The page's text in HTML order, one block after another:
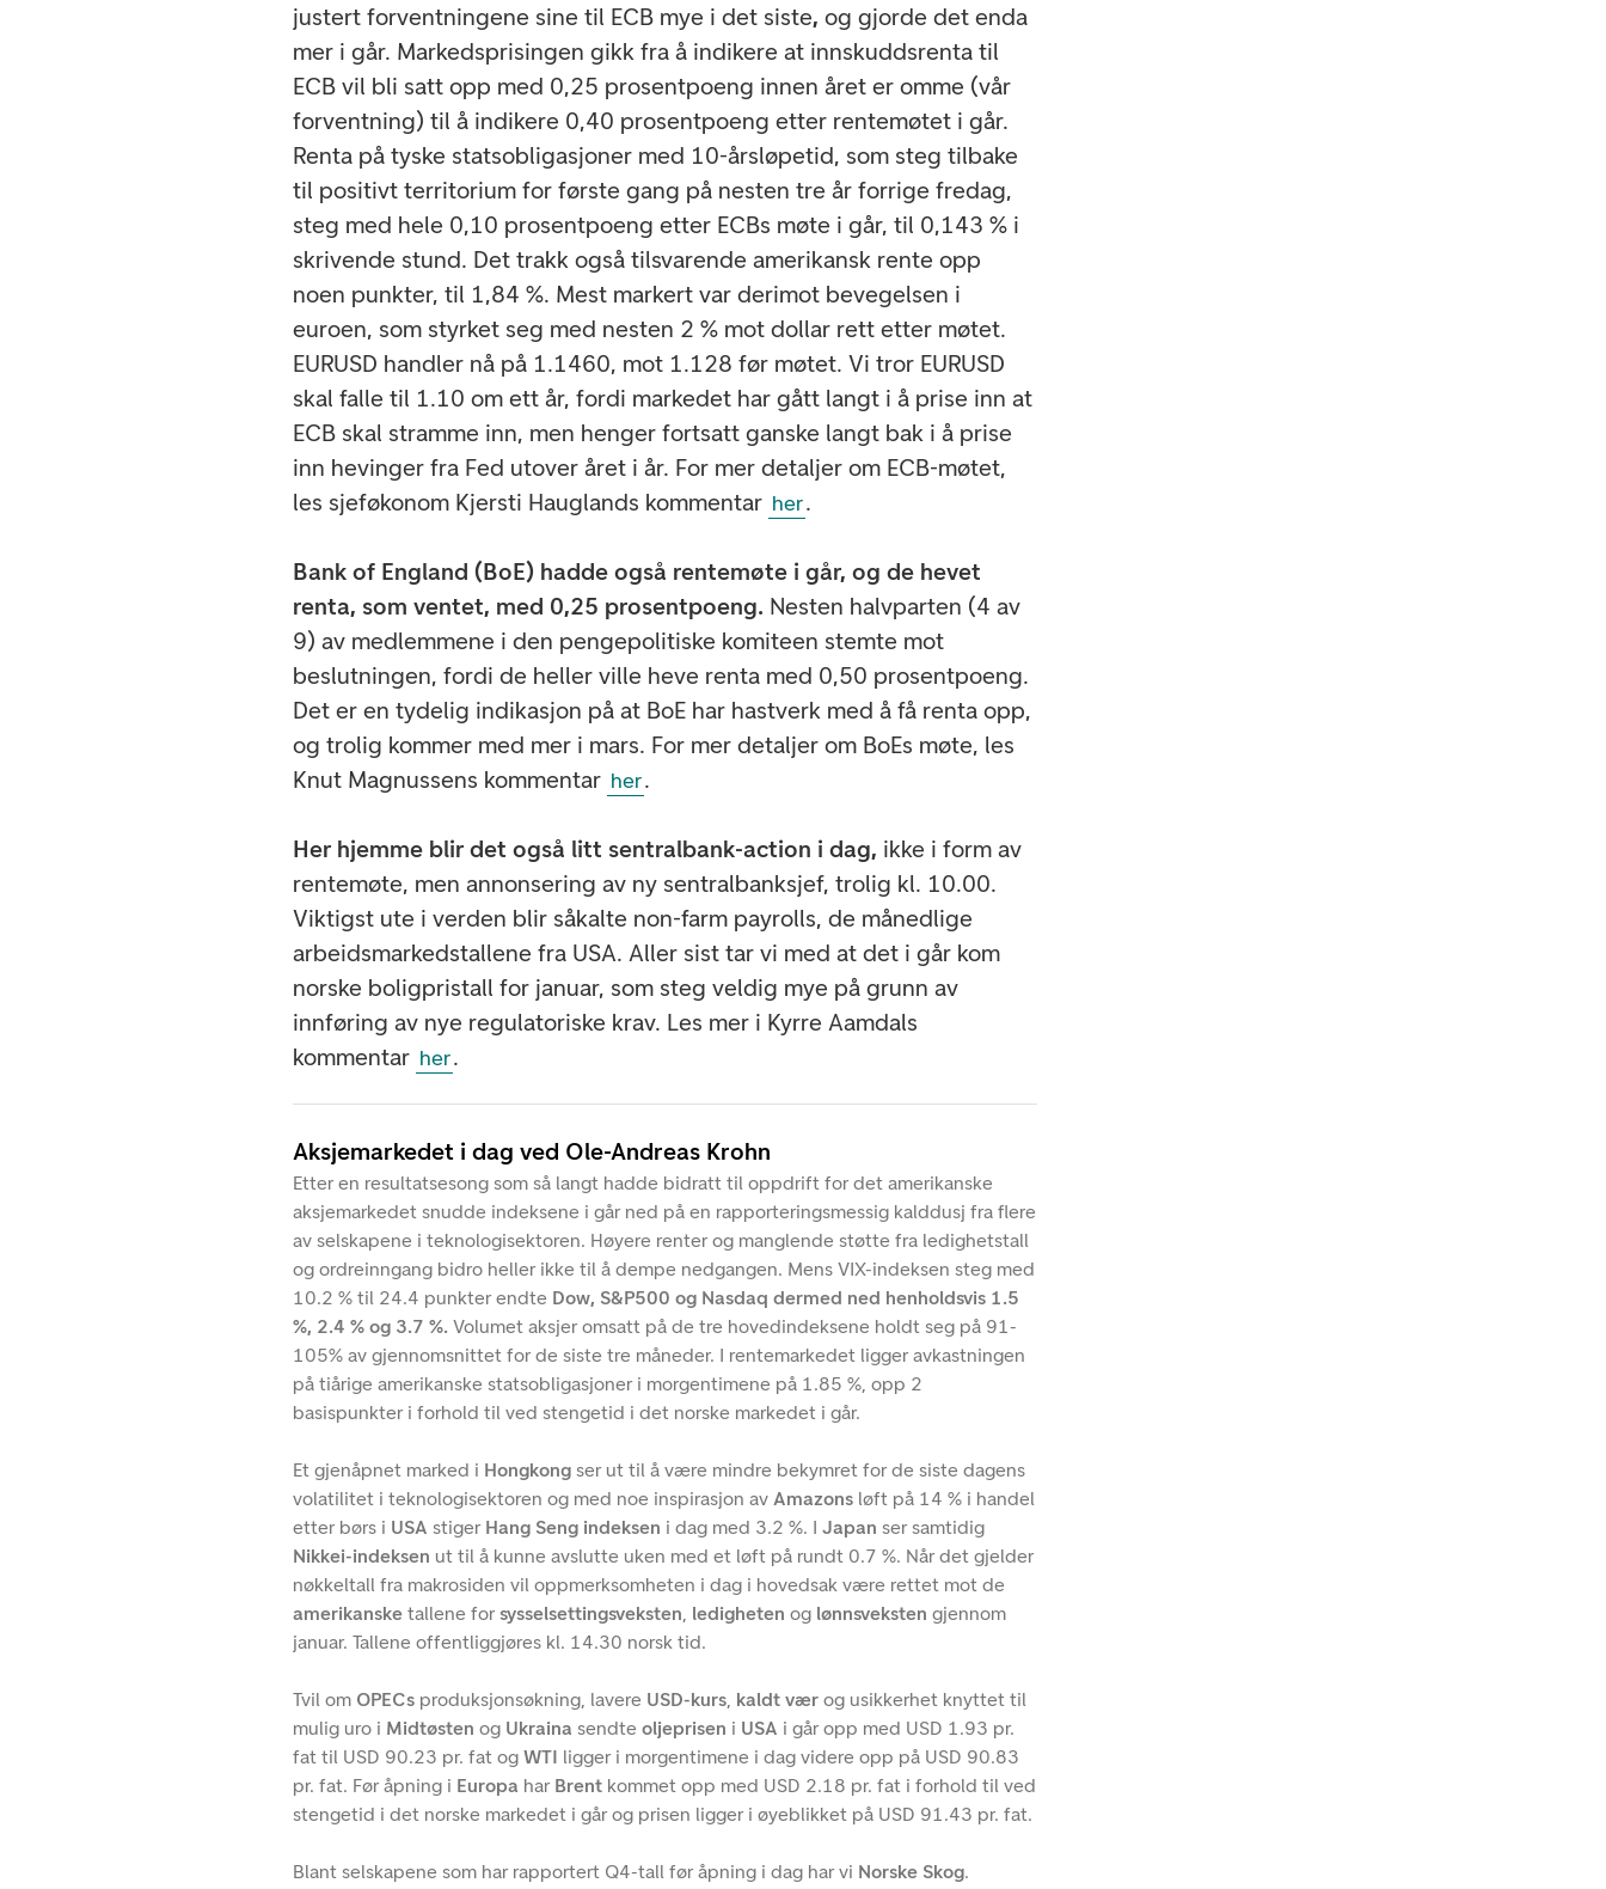
justert forventningene sine til ECB mye i det siste, og gjorde det enda
mer i går. Markedsprisingen gikk fra å indikere at innskuddsrenta til
ECB vil bli satt opp med 0,25 prosentpoeng innen året er omme (vår
forventning) til å indikere 0,40 prosentpoeng etter rentemøtet i går.
Renta på tyske statsobligasjoner med 10-årsløpetid, som steg tilbake
til positivt territorium for første gang på nesten tre år forrige fredag,
steg med hele 0,10 prosentpoeng etter ECBs møte i går, til 0,143 % i
skrivende stund. Det trakk også tilsvarende amerikansk rente opp
noen punkter, til 1,84 %. Mest markert var derimot bevegelsen i
euroen, som styrket seg med nesten 2 % mot dollar rett etter møtet.
EURUSD handler nå på 1.1460, mot 1.128 før møtet. Vi tror EURUSD
skal falle til 1.10 om ett år, fordi markedet har gått langt i å prise inn at
ECB skal stramme inn, men henger fortsatt ganske langt bak i å prise
inn hevinger fra Fed utover året i år. For mer detaljer om ECB-møtet,
les sjeføkonom Kjersti Hauglands kommentar her.
Bank of England (BoE) hadde også rentemøte i går, og de hevet
renta, som ventet, med 0,25 prosentpoeng. Nesten halvparten (4 av
9) av medlemmene i den pengepolitiske komiteen stemte mot
beslutningen, fordi de heller ville heve renta med 0,50 prosentpoeng.
Det er en tydelig indikasjon på at BoE har hastverk med å få renta opp,
og trolig kommer med mer i mars. For mer detaljer om BoEs møte, les
Knut Magnussens kommentar her.
Her hjemme blir det også litt sentralbank-action i dag, ikke i form av
rentemøte, men annonsering av ny sentralbanksjef, trolig kl. 10.00.
Viktigst ute i verden blir såkalte non-farm payrolls, de månedlige
arbeidsmarkedstallene fra USA. Aller sist tar vi med at det i går kom
norske boligpristall for januar, som steg veldig mye på grunn av
innføring av nye regulatoriske krav. Les mer i Kyrre Aamdals
kommentar her.
Aksjemarkedet i dag ved Ole-Andreas Krohn
Etter en resultatsesong som så langt hadde bidratt til oppdrift for det amerikanske
aksjemarkedet snudde indeksene i går ned på en rapporteringsmessig kalddusj fra flere
av selskapene i teknologisektoren. Høyere renter og manglende støtte fra ledighetstall
og ordreinngang bidro heller ikke til å dempe nedgangen. Mens VIX-indeksen steg med
10.2 % til 24.4 punkter endte Dow, S&P500 og Nasdaq dermed ned henholdsvis 1.5
%, 2.4 % og 3.7 %. Volumet aksjer omsatt på de tre hovedindeksene holdt seg på 91-
105% av gjennomsnittet for de siste tre måneder. I rentemarkedet ligger avkastningen
på tiårige amerikanske statsobligasjoner i morgentimene på 1.85 %, opp 2
basispunkter i forhold til ved stengetid i det norske markedet i går.
Et gjenåpnet marked i Hongkong ser ut til å være mindre bekymret for de siste dagens
volatilitet i teknologisektoren og med noe inspirasjon av Amazons løft på 14 % i handel
etter børs i USA stiger Hang Seng indeksen i dag med 3.2 %. IJapan ser samtidig
Nikkei-indeksen ut til å kunne avslutte uken med et løft på rundt 0.7 %. Når det gjelder
nøkkeltall fra makrosiden vil oppmerksomheten i dag i hovedsak være rettet mot de
amerikanske tallene forsysselsettingsveksten ledigheten og lønnsveksten gjennom
januar. Tallene offentliggjøres kl. 14.30 norsk tid.
Tvil om OPECs produksjonsøkning, lavere USD-kurs kaldt vær og usikkerhet knyttet til
mulig uro i Midtøsten og Ukraina sendteoljeprisen i USA i går opp med USD 1.93 pr.
fat til USD 90.23 pr. fat ogWTI ligger i morgentimene i dag videre opp på USD 90.83
pr. fat. Før åpning i Europa har Brent kommet opp med USD 2.18 pr. fat i forhold til ved
stengetid i det norske markedet i går og prisen ligger i øyeblikket på USD 91.43 pr. fat.
Blant selskapene som har rapportert Q4-tall før åpning i dag har vi Norske Skog.